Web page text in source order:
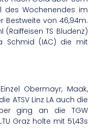
des Wochenendes im
Bestweite von 46,94m.
TS Bludenz)
Schmid (IAC) die mit
Obermayr, Maak,
ATSV Linz LA auch die
ging an die TGW
Graz holte mit 51,43s